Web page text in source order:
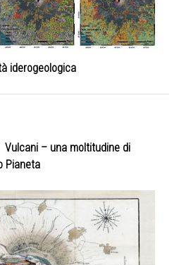
iderogeologica
Vulcani – una moltitudine di
Pianeta